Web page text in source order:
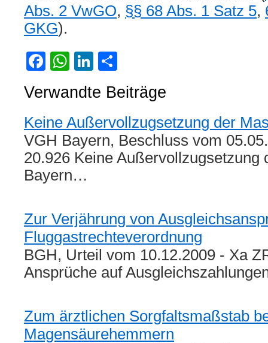
Abs. 2 VwGO, §§ 68 Abs. 1 Satz 5,
GKG).
Facebook
WhatsApp
LinkedIn
Verwandte Beiträge
Keine Außervollzugsetzung der
VGH Bayern, Beschluss vom
20.926 Keine Außervollzugsetzung
Bayern…
Zur Verjährung von
Fluggastrechteverordnung
BGH, Urteil vom 10.12.2009 - Xa
Ansprüche auf
Zum ärztlichen Sorgfaltsmaßstab
Magensäurehemmern